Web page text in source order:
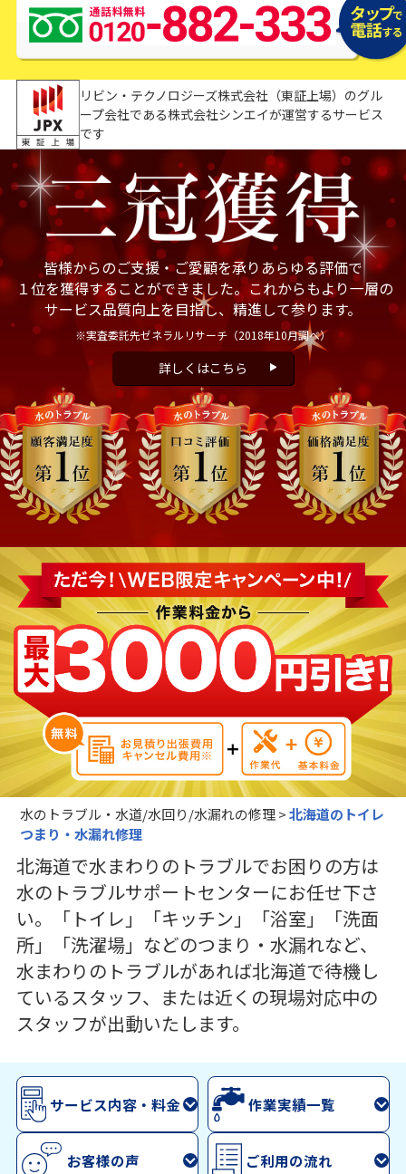
リビン・テクノロジーズ株式会社（東証上場）のグル
ープ会社である株式会社シンエイが運営するサービス
です
皆様からのご支援・ご愛顧を承りあらゆる評価で
１位を獲得することができました。これからもより一層の
サービス品質向上を目指し、精進して参ります。
※実査委託先ゼネラルリサーチ （2018年10月調べ）
詳しくはこちら
水のトラブル・水道/水回り/水漏れの修理>北海道のトイレ
つまり・水漏れ修理
北海道で水まわりのトラブルでお困りの方は
水のトラブルサポートセンターにお任せ下さ
い。「トイレ」「キッチン」「浴室」「洗面
所」「洗濯場」などのつまり・水漏れなど、
水まわりのトラブルがあれば北海道で待機し
ているスタッフ、または近くの現場対応中の
スタッフが出動いたします。
サービス内容・料金 作業実績一覧
お客様の声 ご利用の流れ